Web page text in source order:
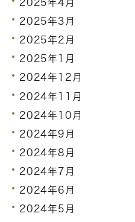
2025年4月
2025年3月
2025年2月
2025年1月
2024年12月
2024年11月
2024年10月
2024年9月
2024年8月
2024年7月
2024年6月
2024年5月